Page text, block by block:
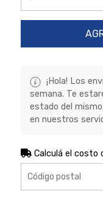
¡Hola! Los
semana. Te
estado del
en nuestros
Calculá el costo